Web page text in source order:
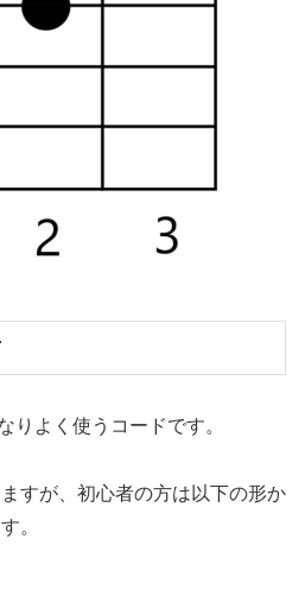
りよく使うコードです。
すが、初心者の方は以下の形か
。